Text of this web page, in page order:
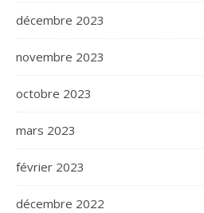
décembre 2023
novembre 2023
octobre 2023
mars 2023
février 2023
décembre 2022